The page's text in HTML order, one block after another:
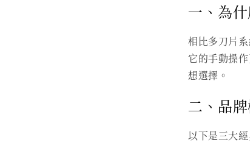
一、為
相比多刀片系
它的手動操
想選擇。
二、品
以下是三大